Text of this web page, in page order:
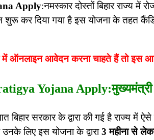
Apply:नमस्कार दोस्तों बिहार राज्य में
कर दिया गया है इस योजना के तहत
में ऑनलाइन आवेदन करना चाहते हैं तो इस
Yojana Apply:मुख्यमंत्री
बिहार सरकार के द्वारा की गई है राज्य में
लिए इस योजना के द्वारा3 महीना से